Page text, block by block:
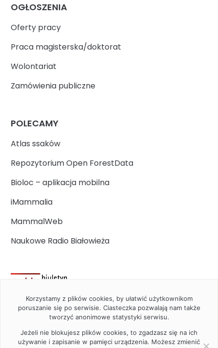
OGŁOSZENIA
Oferty pracy
Praca magisterska/doktorat
Wolontariat
Zamówienia publiczne
POLECAMY
Atlas ssaków
Repozytorium Open ForestData
Bioloc – aplikacja mobilna
iMammalia
MammalWeb
Naukowe Radio Białowieża
Korzystamy z plików cookies, by ułatwić użytkownikom
poruszanie się po serwisie. Ciasteczka pozwalają nam także
tworzyć anonimowe statystyki serwisu.
Jeżeli nie blokujesz plików cookies, to zgadzasz się na ich
używanie i zapisanie w pamięci urządzenia. Możesz zmienić